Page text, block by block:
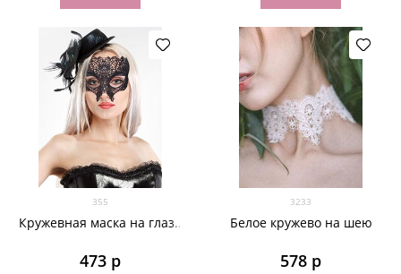
355
Кружевная маска на глаза
473 р
3233
Белое кружево на шею
578 р